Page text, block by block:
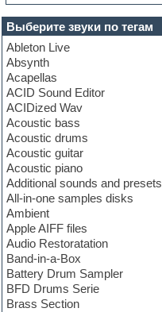
Выберите звуки по тегам
Ableton Live
Absynth
Acapellas
ACID Sound Editor
ACIDized Wav
Acoustic bass
Acoustic drums
Acoustic guitar
Acoustic piano
Additional sounds and presets
All-in-one samples disks
Ambient
Apple AIFF files
Audio Restoratation
Band-in-a-Box
Battery Drum Sampler
BFD Drums Serie
Brass Section